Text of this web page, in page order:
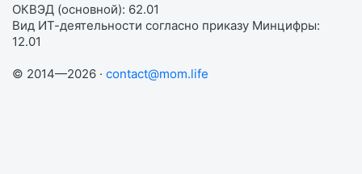
ОКВЭД (основной): 62.01
Вид ИТ-деятельности согласно приказу Минцифры:
12.01
© 2014—2026 · contact@mom.life